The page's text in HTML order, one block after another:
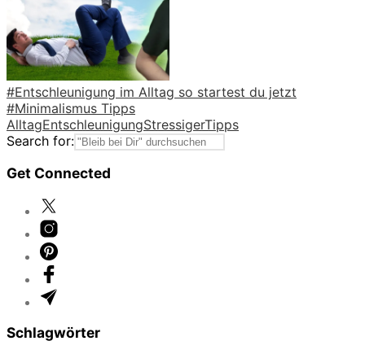
#Entschleunigung im Alltag so startest du jetzt
#Minimalismus Tipps
AlltagEntschleunigungStressigerTipps
Search for:
Get Connected
Schlagwörter